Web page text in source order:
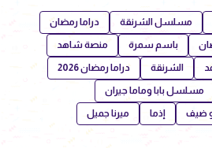
مسلسل الشرنقة دراما رمضان
باسم سمرة منصة شاهد
الشرنقة دراما رمضان 2026
مسلسل بابا وماما جيران
ضيف إذما ميرنا جميل